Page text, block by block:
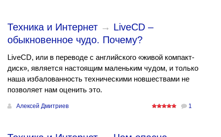
Техника и Интернет → LiveCD –
обыкновенное чудо. Почему?
LiveCD, или в переводе с английского «живой компакт-
диск», является настоящим маленьким чудом, и только
наша избалованность техническими новшествами не
позволяет нам оценить это.
Алексей Дмитриев 1